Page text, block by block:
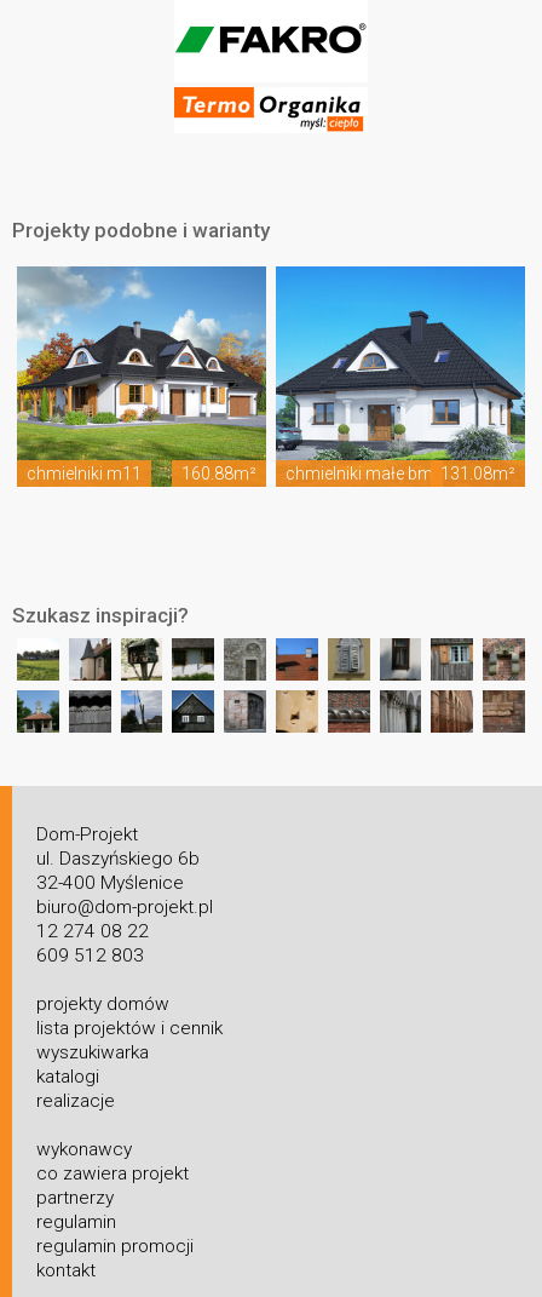
Projekty podobne i warianty
chmielniki m11 160.88m² chmielniki małe bm 131.08m²
Szukasz inspiracji?
Dom-Projekt
ul. Daszyńskiego 6b
32-400 Myślenice
biuro@dom-projekt.pl
12 274 08 22
609 512 803
projekty domów
lista projektów i cennik
wyszukiwarka
katalogi
realizacje
wykonawcy
co zawiera projekt
partnerzy
regulamin
regulamin promocji
kontakt